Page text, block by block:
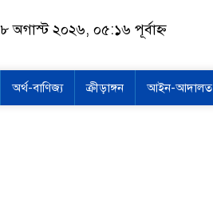
অগাস্ট ২০২৬, ০৫:১৬ পূর্বাহ্ন
অর্থ-বাণিজ্য ক্রীড়াঙ্গন আইন-আদালত